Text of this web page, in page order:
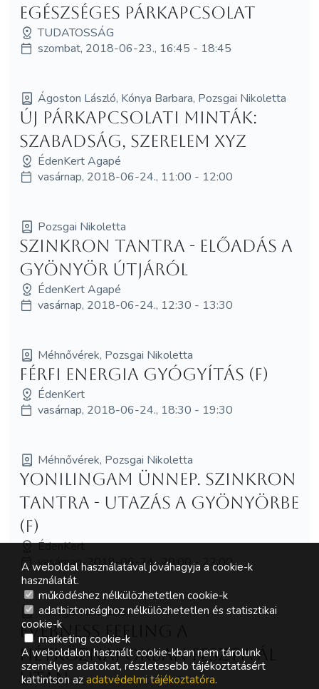
Egészséges párkapcsolat
TUDATOSSÁG
szombat, 2018-06-23., 16:45 - 18:45
Ágoston László, Kónya Barbara, Pozsgai Nikoletta
Új Párkapcsolati Minták:
Szabadság, Szerelem XYZ
ÉdenKert Agapé
vasárnap, 2018-06-24., 11:00 - 12:00
Pozsgai Nikoletta
Szinkron Tantra - előadás a
gyönyör útjáról
ÉdenKert Agapé
vasárnap, 2018-06-24., 12:30 - 13:30
Méhnővérek, Pozsgai Nikoletta
Férfi Energia Gyógyítás (F)
ÉdenKert
vasárnap, 2018-06-24., 18:30 - 19:30
Méhnővérek, Pozsgai Nikoletta
YoniLingam Ünnep. Szinkron
Tantra - utazás a gyönyörbe
(F)
ÉdenKert
vasárnap, 2018-06-24., 20:00 - 22:00
Pozsgai Nikoletta
Everness Feeling a
Hétköznapokban Fesztivál
után
A weboldal használatával jóváhagyja a cookie-k
használatát.
működéshez nélkülözhetetlen cookie-k
adatbiztonsághoz nélkülözhetetlen és statisztikai
cookie-k
marketing cookie-k
A weboldalon használt cookie-kban nem tárolunk
személyes adatokat, részletesebb tájékoztatásért
kattintson az adatvédelmi tájékoztatóra.